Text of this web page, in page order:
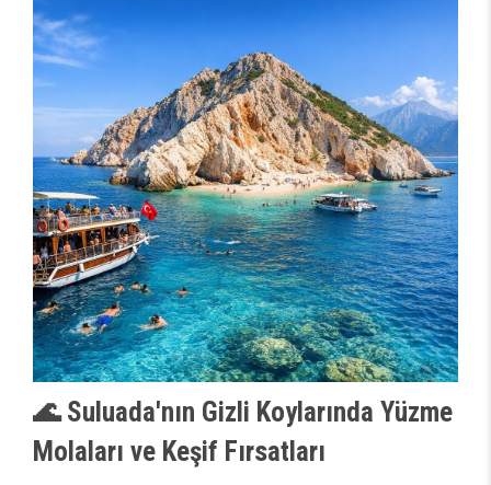
🌊 Suluada'nın Gizli Koylarında Yüzme
Molaları ve Keşif Fırsatları